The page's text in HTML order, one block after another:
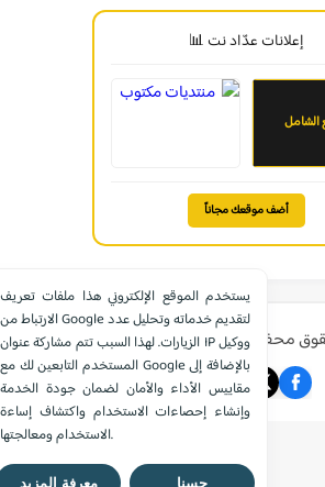
إعلانات عدّاد نت 📊
أضف موقعك مجاناً
محفوظة ©موقع الشامل التعليمي
يستخدم الموقع الإلكتروني هذا ملفات تعريف
الارتباط من Google لتقديم خدماته وتحليل عدد
الزيارات. لهذا السبب تتم مشاركة عنوان IP ووكيل
المستخدم التابعين لك مع Google بالإضافة إلى
مقاييس الأداء والأمان لضمان جودة الخدمة
وإنشاء إحصاءات الاستخدام واكتشاف إساءة
معرفة المزيد حسنا